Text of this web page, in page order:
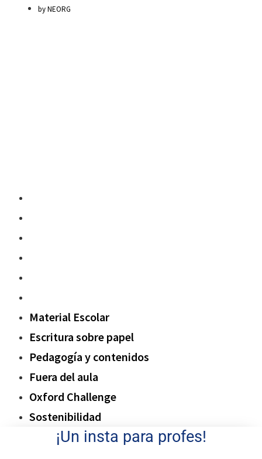
by NEORG
Material Escolar
Escritura sobre papel
Pedagogía y contenidos
Fuera del aula
Oxford Challenge
Sostenibilidad
¡Un insta para profes!